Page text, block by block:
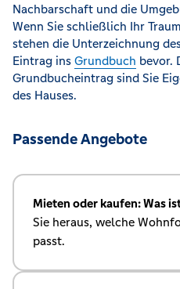
Nachbarschaft und die
Wenn Sie schließlich Ihr
stehen die Unterzeichnung
Eintrag ins Grundbuch bevor.
Grundbucheintrag sind Sie
des Hauses.
Passende Angebote
Mieten oder kaufen: Was
Sie heraus, welche
passt.